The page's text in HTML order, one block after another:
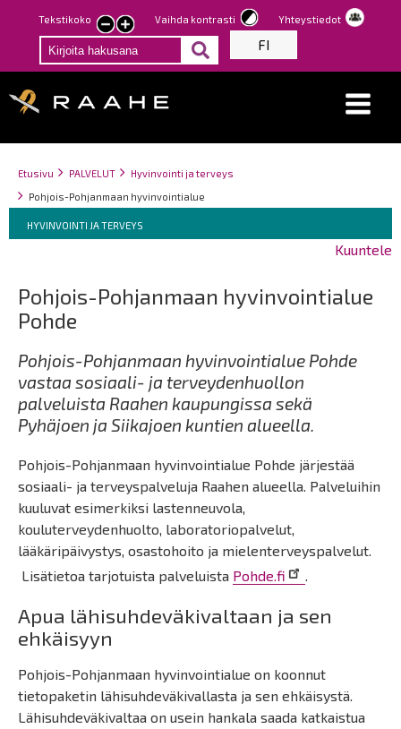
Hyppää
pääsisältöön
Tekstikoko
Pienennä
tekstin
kokoa
Suurenna
tekstin
kokoa
Vaihda kontrasti Yhteystiedot
FI
Breadcrumbs
You
are
Etusivu PALVELUT
Hyvinvointi ja terveys
Pohjois-Pohjanmaan hyvinvointialue
Breadcrumbs
You
are
HYVINVOINTI JA TERVEYS
Kuuntele
Pohjois-Pohjanmaan hyvinvointialue
Pohde
Pohjois-Pohjanmaan hyvinvointialue Pohde
vastaa sosiaali- ja terveydenhuollon
palveluista Raahen kaupungissa sekä
Pyhäjoen ja Siikajoen kuntien alueella.
Pohjois-Pohjanmaan hyvinvointialue Pohde järjestää
sosiaali- ja terveyspalveluja Raahen alueella. Palveluihin
kuuluvat esimerkiksi lastenneuvola,
kouluterveydenhuolto, laboratoriopalvelut,
lääkäripäivystys, osastohoito ja mielenterveyspalvelut.
Lisätietoa tarjotuista palveluista Pohde.fi .
Apua lähisuhdeväkivaltaan ja sen
ehkäisyyn
Pohjois-Pohjanmaan hyvinvointialue on koonnut
tietopaketin lähisuhdeväkivallasta ja sen ehkäisystä.
Lähisuhdeväkivaltaa on usein hankala saada katkaistua